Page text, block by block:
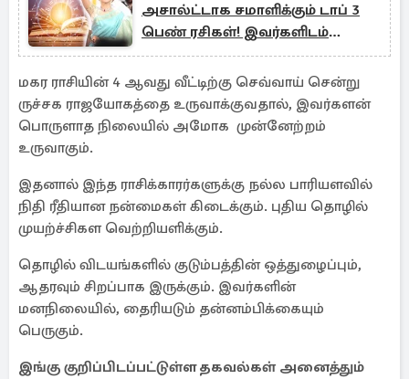
அசால்ட்டாக சமாளிக்கும் டாப் 3
பெண் ரசிகள்! இவர்களிடம்
ஜாக்கிரதை
மகர ராசியின் 4 ஆவது வீட்டிற்கு செவ்வாய் சென்று
ருச்சக ராஜயோகத்தை உருவாக்குவதால், இவர்களன்
பொருளாத நிலையில் அமோக முன்னேற்றம்
உருவாகும்.
இதனால் இந்த ராசிக்காரர்களுக்கு நல்ல பாரியளவில்
நிதி ரீதியான நன்மைகள் கிடைக்கும். புதிய தொழில்
முயற்ச்சிகள வெற்றியளிக்கும்.
தொழில் விடயங்களில் குடும்பத்தின் ஒத்துழைப்பும்,
ஆதரவும் சிறப்பாக இருக்கும். இவர்களின்
மனநிலையில், தைரியடும் தன்னம்பிக்கையும்
பெருகும்.
இங்கு குறிப்பிடப்பட்டுள்ள தகவல்கள் அனைத்தும்